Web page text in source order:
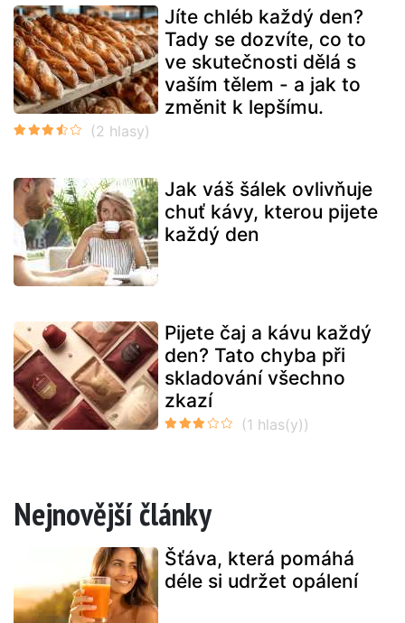
Jíte chléb každý den?
Tady se dozvíte, co to
ve skutečnosti dělá s
vaším tělem - a jak to
změnit k lepšímu.
Jak váš šálek ovlivňuje
chuť kávy, kterou pijete
každý den
Pijete čaj a kávu každý
den? Tato chyba při
skladování všechno
zkazí
Nejnovější články
Šťáva, která pomáhá
déle si udržet opálení